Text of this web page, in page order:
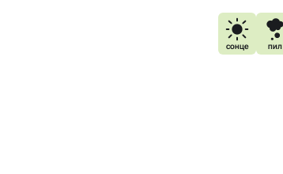
сонце пил